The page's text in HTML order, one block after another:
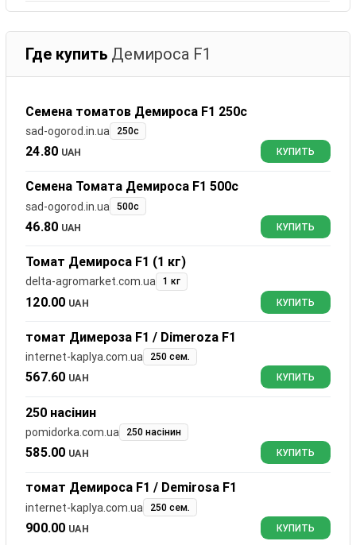
Где купить Демироса F1
Семена томатов Демироса F1 250с
sad-ogorod.in.ua 250с
24.80 UAH КУПИТЬ
Семена Томата Демироса F1 500с
sad-ogorod.in.ua 500с
46.80 UAH КУПИТЬ
Томат Демироса F1 (1 кг)
delta-agromarket.com.ua 1 кг
120.00 UAH КУПИТЬ
томат Димероза F1 / Dimeroza F1
internet-kaplya.com.ua 250 сем.
567.60 UAH КУПИТЬ
250 насінин
pomidorka.com.ua 250 насінин
585.00 UAH КУПИТЬ
томат Демироса F1 / Demirosa F1
internet-kaplya.com.ua 250 сем.
900.00 UAH КУПИТЬ